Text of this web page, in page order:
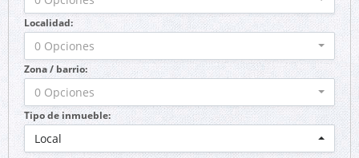
Localidad:
0 Opciones
Zona / barrio:
0 Opciones
Tipo de inmueble:
Local